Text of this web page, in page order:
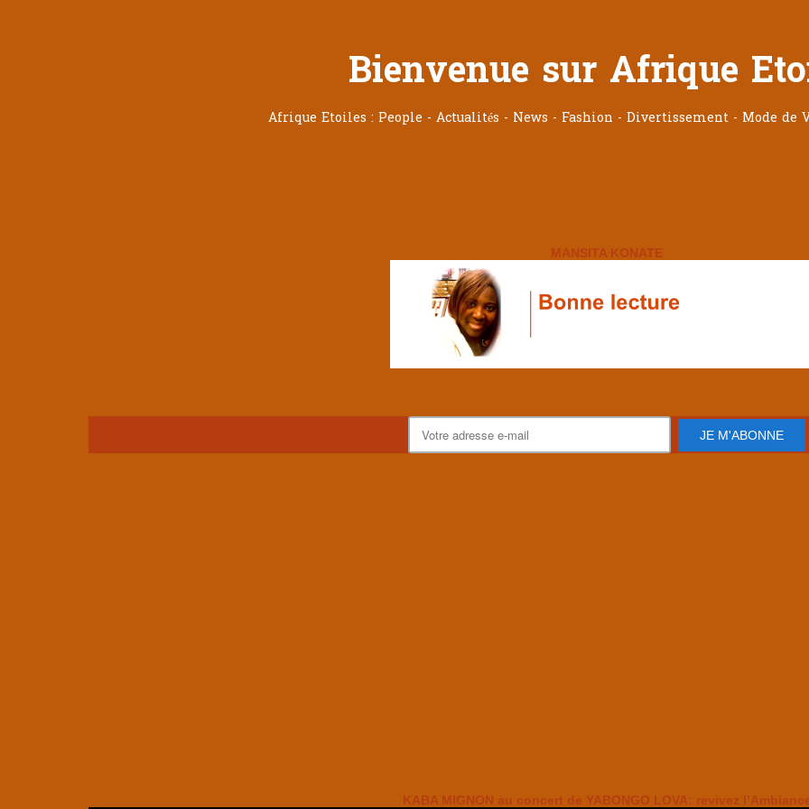
Bienvenue sur Afrique
Afrique Etoiles : People - Actualités - News - Fashion - Divertissement - Mode de
MANSITA KONATE
JE M'ABONNE
KABA MIGNON au concert de YABONGO LOVA: revivez